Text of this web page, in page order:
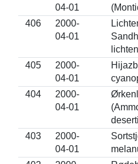
04-01
406
2000-
04-01
405
2000-
04-01
404
2000-
04-01
403
2000-
04-01